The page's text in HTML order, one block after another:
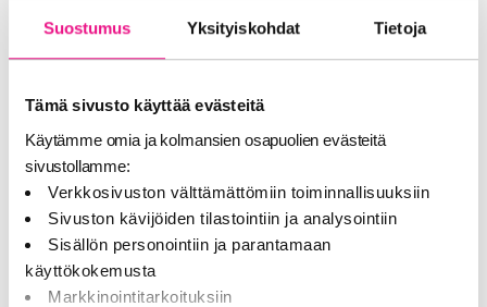
Suostumus Yksityiskohdat Tietoja
Tämä sivusto käyttää evästeitä
Käytämme omia ja kolmansien osapuolien evästeitä
sivustollamme:
Verkkosivuston välttämättömiin toiminnallisuuksiin
Sivuston kävijöiden tilastointiin ja analysointiin
Sisällön personointiin ja parantamaan
käyttökokemusta
Markkinointitarkoituksiin